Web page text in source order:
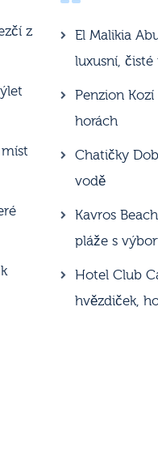
z
El Malikia
luxusní, čisté
Penzion
horách
Chatičky
vodě
Kavros
pláže s
Hotel Club
hvězdiček,